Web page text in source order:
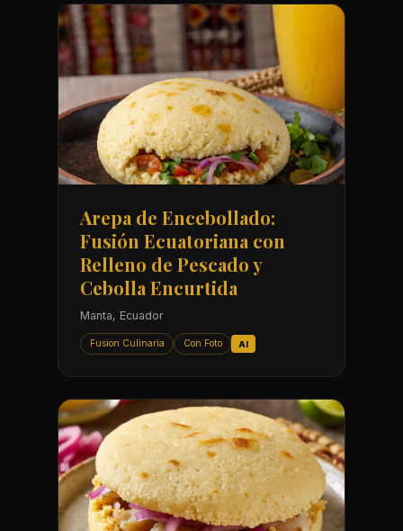
Arepa de Encebollado:
Fusión Ecuatoriana con
Relleno de Pescado y
Cebolla Encurtida
Manta, Ecuador
Fusion Culinaria Con Foto AI